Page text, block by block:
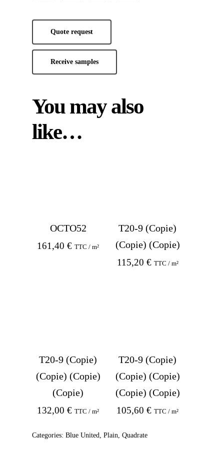
Quote request
Receive samples
You may also
like…
OCTO52
161,40€ TTC / m²
T20-9 (Copie)
(Copie) (Copie)
115,20 € TTC / m²
T20-9 (Copie)
(Copie) (Copie)
(Copie)
132,00€ TTC / m²
T20-9 (Copie)
(Copie) (Copie)
(Copie) (Copie)
105,60€ TTC / m²
Categories: Blue United, Plain, Quadrate